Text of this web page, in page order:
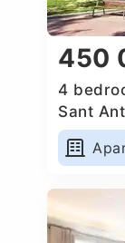
450
4
Sant